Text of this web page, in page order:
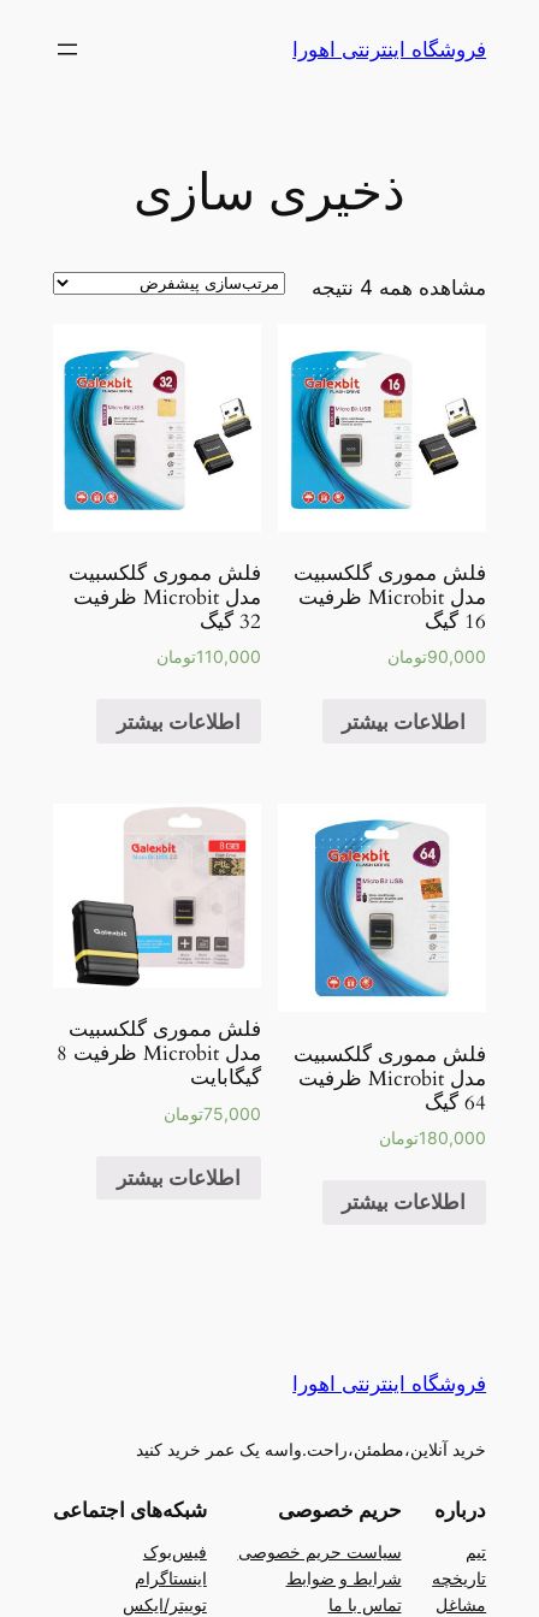
فروشگاه اینترنتی اهورا
ذخیری سازی
مشاهده همه 4 نتیجه
فلش مموری گلکسبیت
مدل Microbit ظرفیت
16 گیگ
90,000تومان
اطلاعات بیشتر
فلش مموری گلکسبیت
مدل Microbit ظرفیت
32 گیگ
110,000تومان
اطلاعات بیشتر
فلش مموری گلکسبیت
مدل Microbit ظرفیت
64 گیگ
180,000تومان
اطلاعات بیشتر
فلش مموری گلکسبیت
مدل Microbit ظرفیت 8
گیگابایت
75,000تومان
اطلاعات بیشتر
فروشگاه اینترنتی اهورا
خرید آنلاین،مطمئن،راحت.واسه یک عمر خرید کنید
درباره
تیم
تاریخچه
مشاغل
حریم خصوصی
سیاست حریم خصوصی
شرایط و ضوابط
تماس با ما
شبکه‌های اجتماعی
فیس‌بوک
اینستاگرام
توییتر/ایکس